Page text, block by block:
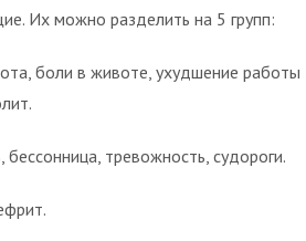
Их можно разделить на 5 групп:
боли в животе, ухудшение работы
бессонница, тревожность, судороги.